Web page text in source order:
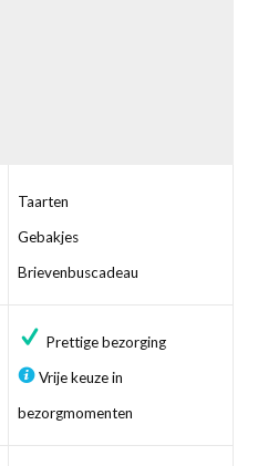
Taarten
Gebakjes
Brievenbuscadeau
Prettige bezorging
Vrije keuze in
bezorgmomenten